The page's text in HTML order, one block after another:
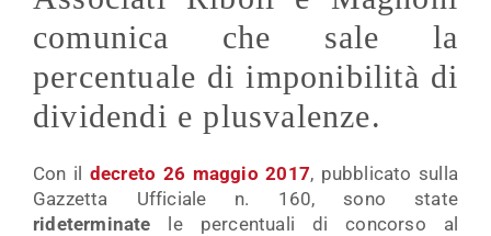
comunica che sale la
percentuale di imponibilità di
dividendi e plusvalenze.
Con il decreto 26 maggio 2017, pubblicato sulla
Gazzetta Ufficiale n. 160, sono state
rideterminate le percentuali di concorso al